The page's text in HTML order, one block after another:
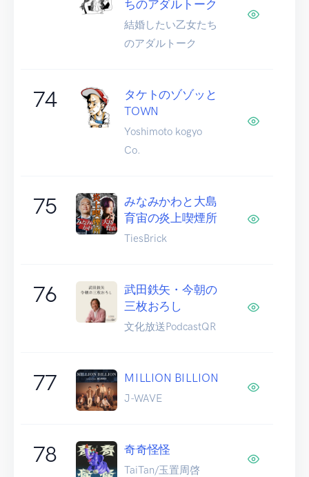
ちのアダルトーク
結婚したい乙女たち
のアダルトーク
74
タケトのゾゾッと
TOWN
Yoshimoto kogyo
Co.
75
みなみかわと大島
育宙の炎上喫煙所
TiesBrick
76
武田鉄矢・今朝の
三枚おろし
文化放送PodcastQR
77 MILLION BILLION
J-WAVE
78 奇奇怪怪
TaiTan/玉置周啓